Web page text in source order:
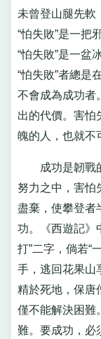
未曾登山腿先軟
“怕失敗”是一把
“怕失敗”是一盆
“怕失敗”者總是
不會成為成功者
出的代價。害怕
魄的人，也就不
成功是韌戰的
努力之中，害怕
盡棄，使攀登者
功。《西遊記》
打”二字，倘若“
手，逃回花果山
精於死地，保唐
僅不能解決困難
難。要成功，必